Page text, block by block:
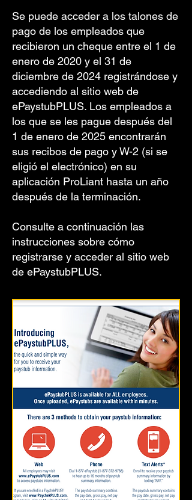
Se puede acceder a los talones de
pago de los empleados que
recibieron un cheque entre el 1 de
enero de 2020 y el 31 de
diciembre de 2024 registrándose y
accediendo al sitio web de
ePaystubPLUS. Los empleados a
los que se les pague después del
1 de enero de 2025 encontrarán
sus recibos de pago y W-2 (si se
eligió el electrónico) en su
aplicación ProLiant hasta un año
después de la terminación.
Consulte a continuación las
instrucciones sobre cómo
registrarse y acceder al sitio web
de ePaystubPLUS.